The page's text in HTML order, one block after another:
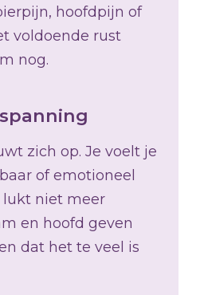
hoofdpijn of
voldoende rust
nog.
zich op. Je voelt je
of emotioneel
lukt niet meer
en hoofd geven
dat het te veel is